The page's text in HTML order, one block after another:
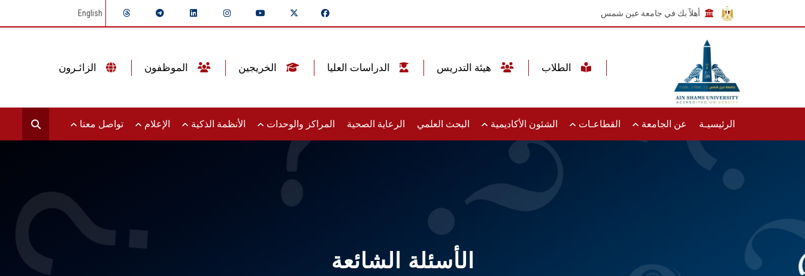
أهلاً بك في جامعة عين شمس English
الرئيسيـة عن الجامعة القطاعـات الشئون الأكاديمية البحث العلمي الرعاية الصحية المراكز والوحدات الأنظمة الذكية الإعلام تواصل معنا
الأسئلة الشائعة